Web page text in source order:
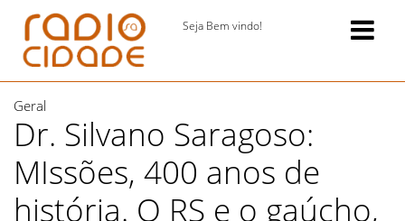
Seja Bem vindo!
Geral
Dr. Silvano Saragoso:
MIssões, 400 anos de
história. O RS e o gaúcho,